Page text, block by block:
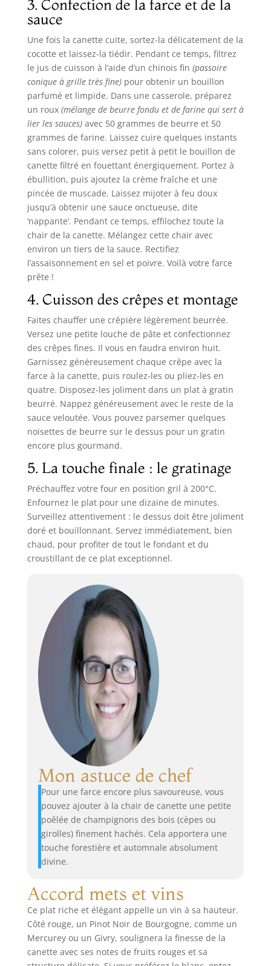
3. Confection de la farce et de la
sauce
Une fois la canette cuite, sortez-la délicatement de la
cocotte et laissez-la tiédir. Pendant ce temps, filtrez
le jus de cuisson à l’aide d’un chinois fin (passoire
conique à grille très fine)pour obtenir un bouillon
parfumé et limpide. Dans une casserole, préparez
un roux (mélange de beurre fondu et de farine qui sert à
lier les sauces)avec 50 grammes de beurre et 50
grammes de farine. Laissez cuire quelques instants
sans colorer, puis versez petit à petit le bouillon de
canette filtré en fouettant énergiquement. Portez à
ébullition, puis ajoutez la crème fraîche et une
pincée de muscade. Laissez mijoter à feu doux
jusqu’à obtenir une sauce onctueuse, dite
‘nappante’. Pendant ce temps, effilochez toute la
chair de la canette. Mélangez cette chair avec
environ un tiers de la sauce. Rectifiez
l’assaisonnement en sel et poivre. Voilà votre farce
prête !
4. Cuisson des crêpes et montage
Faites chauffer une crêpière légèrement beurrée.
Versez une petite louche de pâte et confectionnez
des crêpes fines. Il vous en faudra environ huit.
Garnissez généreusement chaque crêpe avec la
farce à la canette, puis roulez-les ou pliez-les en
quatre. Disposez-les joliment dans un plat à gratin
beurré. Nappez généreusement avec le reste de la
sauce veloutée. Vous pouvez parsemer quelques
noisettes de beurre sur le dessus pour un gratin
encore plus gourmand.
5. La touche finale : le gratinage
Préchauffez votre four en position gril à 200°C.
Enfournez le plat pour une dizaine de minutes.
Surveillez attentivement : le dessus doit être joliment
doré et bouillonnant. Servez immédiatement, bien
chaud, pour profiter de tout le fondant et du
croustillant de ce plat exceptionnel.
Mon astuce de chef
Pour une farce encore plus savoureuse, vous
pouvez ajouter à la chair de canette une petite
poêlée de champignons des bois (cèpes ou
girolles) finement hachés. Cela apportera une
touche forestière et automnale absolument
divine.
Accord mets et vins
Ce plat riche et élégant appelle un vin à sa hauteur.
Côté rouge, un Pinot Noir de Bourgogne, comme un
Mercurey ou un Givry, soulignera la finesse de la
canette avec ses notes de fruits rouges et sa